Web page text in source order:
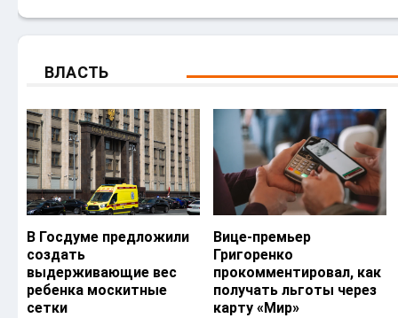
ВЛАСТЬ
В Госдуме предложили
создать
выдерживающие вес
ребенка москитные
сетки
Вице-премьер
Григоренко
прокомментировал, как
получать льготы через
карту «Мир»